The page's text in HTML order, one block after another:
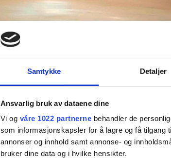
Samtykke Detaljer
Ansvarlig bruk av dataene dine
Vi og våre 1022 partnerne behandler de
som informasjonskapsler for å lagre og få tilgang
annonser og innhold samt annonse- og
bruker dine data og i hvilke hensikter.